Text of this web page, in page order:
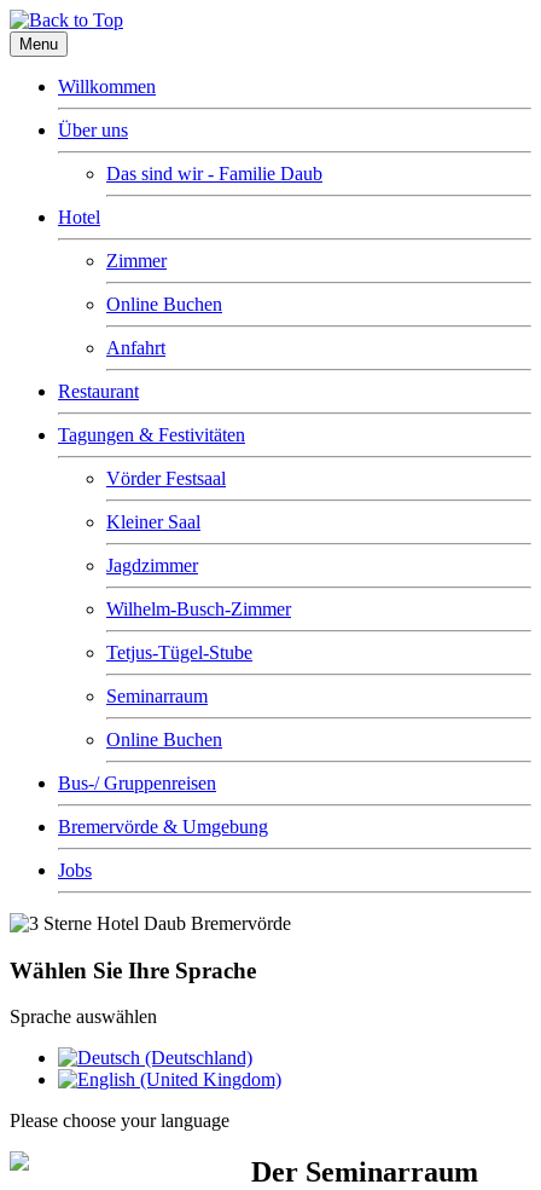
Menu
Willkommen
Über uns
Das sind wir - Familie Daub
Hotel
Zimmer
Online Buchen
Anfahrt
Restaurant
Tagungen & Festivitäten
Vörder Festsaal
Kleiner Saal
Jagdzimmer
Wilhelm-Busch-Zimmer
Tetjus-Tügel-Stube
Seminarraum
Online Buchen
Bus-/ Gruppenreisen
Bremervörde & Umgebung
Jobs
Wählen Sie Ihre Sprache
Sprache auswählen
Please choose your language
Der Seminarraum